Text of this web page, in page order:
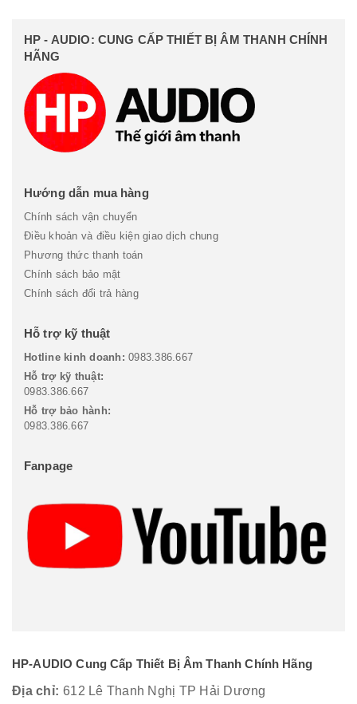
HP - AUDIO: CUNG CẤP THIẾT BỊ ÂM THANH CHÍNH
HÃNG
Hướng dẫn mua hàng
Chính sách vận chuyển
Điều khoản và điều kiện giao dịch chung
Phương thức thanh toán
Chính sách bảo mật
Chính sách đổi trả hàng
Hỗ trợ kỹ thuật
Hotline kinh doanh: 0983.386.667
Hỗ trợ kỹ thuật:
0983.386.667
Hỗ trợ bảo hành:
0983.386.667
Fanpage
HP-AUDIO Cung Cấp Thiết Bị Âm Thanh Chính Hãng
Địa chỉ: 612 Lê Thanh Nghị TP Hải Dương